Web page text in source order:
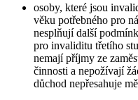
osoby, které jsou
věku potřebného pro
nesplňují další
pro invaliditu třetího
nemají příjmy ze
činnosti a nepožívají
důchod nepřesahuje